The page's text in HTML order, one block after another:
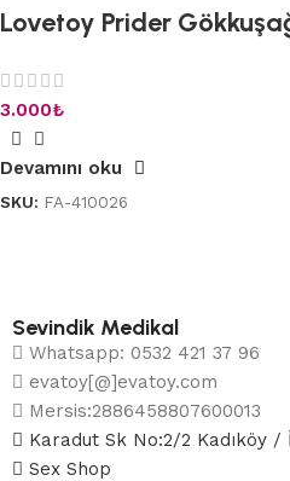
Lovetoy Prider
3.000₺
Devamını oku
SKU: FA-410026
Sevindik Medikal
Whatsapp: 0532 421 37 96
evatoy[@]evatoy.com
Mersis:2886458807600013
Karadut Sk No:2/2 Kadıköy /
Sex Shop